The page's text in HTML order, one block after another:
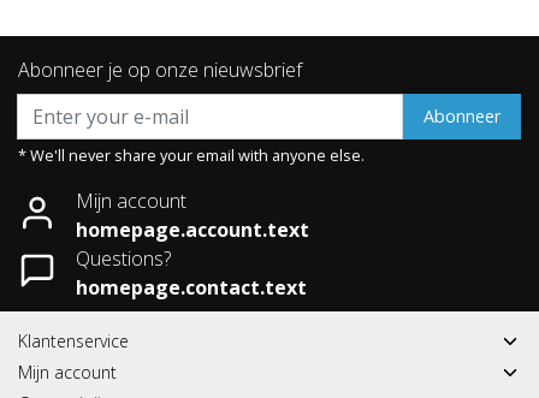
Abonneer je op onze nieuwsbrief
Abonneer
* We'll never share your email with anyone else.
Mijn account
homepage.account.text
Questions?
homepage.contact.text
Klantenservice
Mijn account